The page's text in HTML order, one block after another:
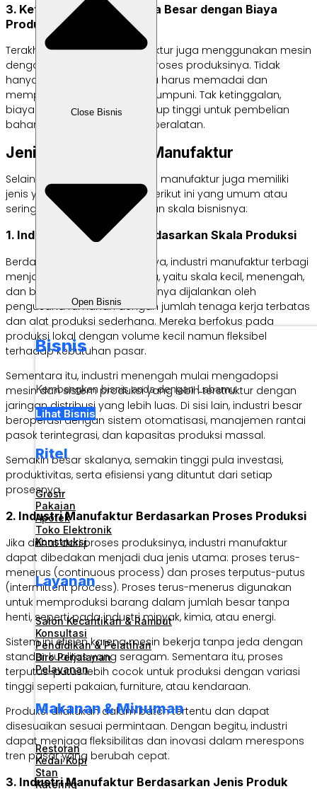
Close Bisnis
Open Bisnis
Bisnis
Kembangkan bisnis anda dengan Labamu
Lihat Bisnis
Ritel
Grosir
Pakaian
Apotek
Toko Elektronik
Konstruksi
Layanan
Salon Kecantikan & Rambut
Konsultasi
Pendidikan & Pelatihan
Biro Perjalanan
Pelayanan
Makanan & Minuman
Restoran
Kedai Kopi
Stan
Katering
3. Keterlibatan Mesin Skala Besar dengan Biaya
Produksi Tinggi
Terakhir, sektor bisnis manufaktur juga menggunakan mesin
dengan skala besar dalam proses produksinya. Tidak
hanya itu, dukungan SDM juga harus memadai dan
mempunyai keahlian yang mumpuni. Tak ketinggalan,
biaya produksi yang juga cukup tinggi untuk pembelian
bahan baku dan perawatan peralatan.
Jenis-Jenis Industri Manufaktur
Selain karakteristiknya, industri manufaktur juga memiliki
jenis yang cukup beragam. Berikut ini yang umum atau
sering dijumpai, sesuai dengan skala bisnisnya:
1. Industri Manufaktur Berdasarkan Skala Produksi
Berdasarkan skala produksinya, industri manufaktur terbagi
menjadi tiga tingkatan utama, yaitu skala kecil, menengah,
dan besar. Industri kecil biasanya dijalankan oleh
pengusaha rumahan dengan jumlah tenaga kerja terbatas
dan alat produksi sederhana. Mereka berfokus pada
produksi lokal dengan volume kecil namun fleksibel
terhadap kebutuhan pasar.
Sementara itu, industri menengah mulai mengadopsi
mesin dan sistem produksi yang lebih terstruktur dengan
jaringan distribusi yang lebih luas. Di sisi lain, industri besar
beroperasi dengan sistem otomatisasi, manajemen rantai
pasok terintegrasi, dan kapasitas produksi massal.
Semakin besar skalanya, semakin tinggi pula investasi,
produktivitas, serta efisiensi yang dituntut dari setiap
prosesnya.
2. Industri Manufaktur Berdasarkan Proses Produksi
Jika dilihat dari proses produksinya, industri manufaktur
dapat dibedakan menjadi dua jenis utama: proses terus-
menerus (continuous process) dan proses terputus-putus
(intermittent process). Proses terus-menerus digunakan
untuk memproduksi barang dalam jumlah besar tanpa
henti, seperti pada industri minyak, kimia, atau energi.
Sistem ini efisien karena mesin bekerja tanpa jeda dengan
standar kualitas yang seragam. Sementara itu, proses
terputus-putus lebih cocok untuk produksi dengan variasi
tinggi seperti pakaian, furniture, atau kendaraan.
Produksi dilakukan dalam batch tertentu dan dapat
disesuaikan sesuai permintaan. Dengan begitu, industri
dapat menjaga fleksibilitas dan inovasi dalam merespons
tren pasar yang berubah cepat.
3. Industri Manufaktur Berdasarkan Jenis Produk